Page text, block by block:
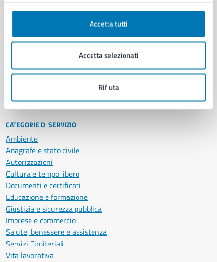
Accetta tutti
Accetta selezionati
Rifiuta
Organi di governo
Enti e fondazioni
Personale amministrativo
Intranet, posta aziendale e protocollo
CATEGORIE DI SERVIZIO
Ambiente
Anagrafe e stato civile
Autorizzazioni
Cultura e tempo libero
Documenti e certificati
Educazione e formazione
Giustizia e sicurezza pubblica
Imprese e commercio
Salute, benessere e assistenza
Servizi Cimiteriali
Vita lavorativa